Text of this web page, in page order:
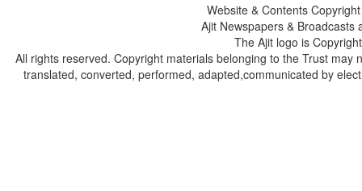
Website & Contents
Ajit Newspapers &
The Ajit logo is
All rights reserved. Copyright materials belonging to the Trust
translated, converted, performed, adapted,communicated by